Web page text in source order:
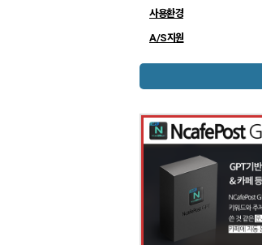
사용환경
A/S지원